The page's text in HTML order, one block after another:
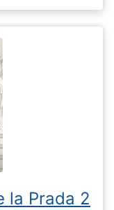
la Prada 2